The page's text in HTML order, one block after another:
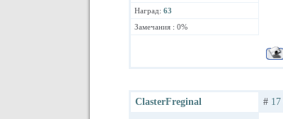
Наград: 63
Замечания : 0%
ClasterFreginal # 17